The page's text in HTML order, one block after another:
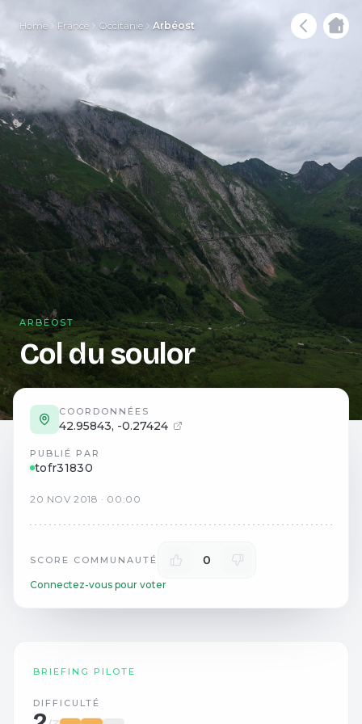
Home France Occitanie Arbéost
ARBÉOST
Col du soulor
COORDONNÉES
42.95843, -0.27424
PUBLIÉ PAR
tofr31830
20 NOV 2018 · 00:00
SCORE COMMUNAUTÉ 0
Connectez-vous pour voter
BRIEFING PILOTE
DIFFICULTÉ